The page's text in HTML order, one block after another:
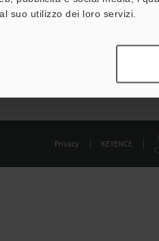
suo utilizzo dei loro servizi.
Privacy KEYENCE